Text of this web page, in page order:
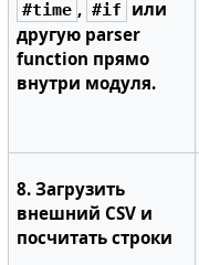
#time , #if
или
другую parser
function прямо
внутри модуля.
8. Загрузить
внешний CSV и
посчитать строки